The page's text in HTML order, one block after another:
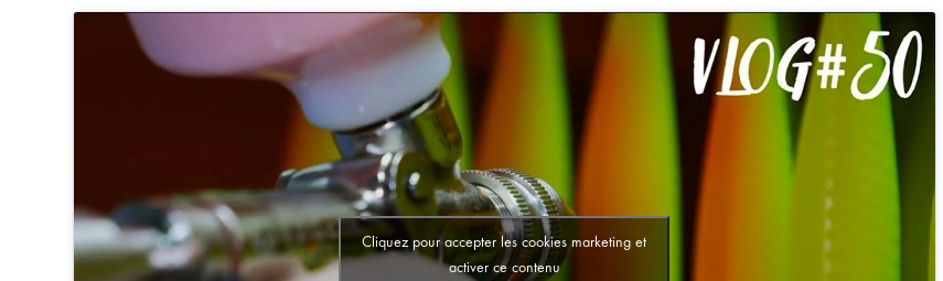
Cliquez pour accepter les cookies marketing et
activer ce contenu